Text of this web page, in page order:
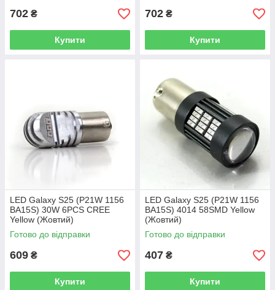
702 ₴
Купити
702 ₴
Купити
LED Galaxy S25 (P21W 1156
BA15S) 30W 6PCS CREE
Yellow (Жовтий)
Готово до відправки
609 ₴
Купити
LED Galaxy S25 (P21W 1156
BA15S) 4014 58SMD Yellow
(Жовтий)
Готово до відправки
407 ₴
Купити